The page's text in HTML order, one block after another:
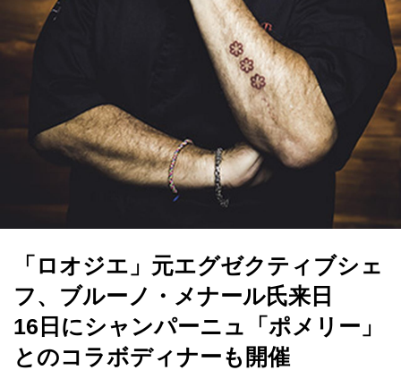
「ロオジエ」元エグゼクティブシェ
フ、ブルーノ・メナール氏来日
16日にシャンパーニュ「ポメリー」
とのコラボディナーも開催